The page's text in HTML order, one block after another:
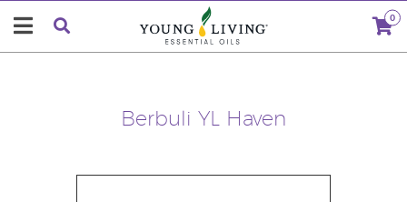
0
Berbuli YL Haven